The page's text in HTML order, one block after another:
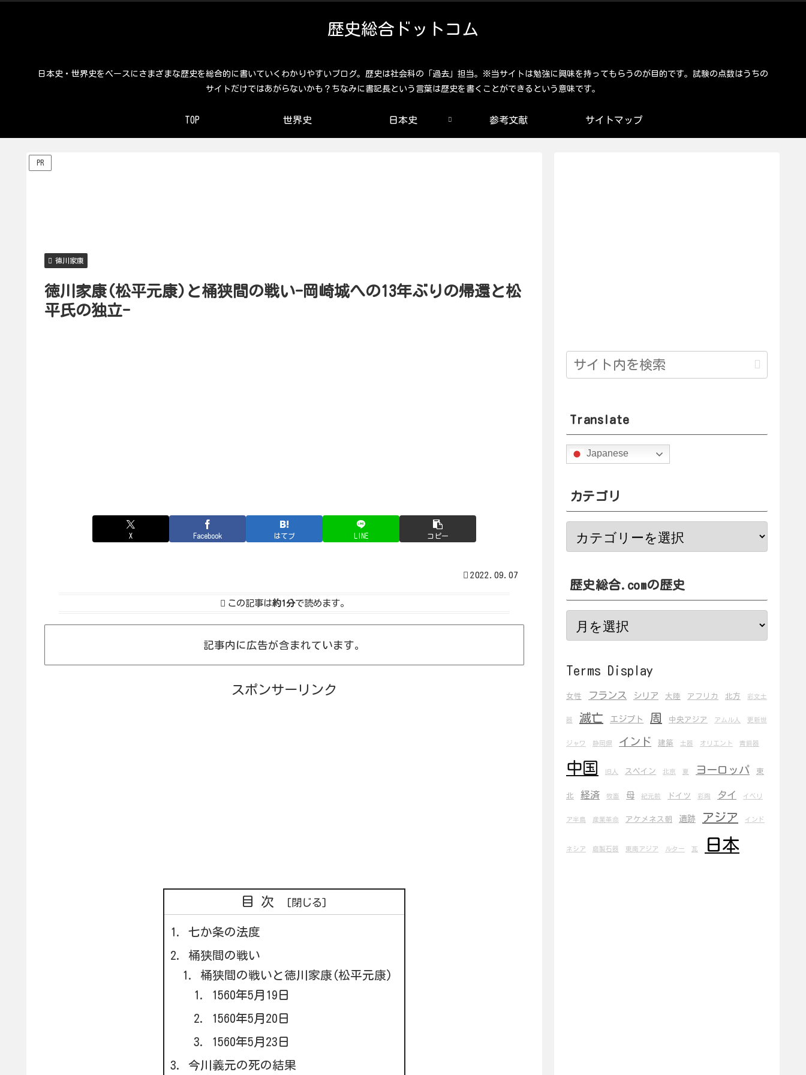
歴史総合ドットコム
日本史・世界史をベースにさまざまな歴史を総合的に書いていくわかりやすいブログ。歴史は社会科の「過去」担当。※当サイトは勉強に興味を持ってもらうのが目的です。試験の点数はうちの
サイトだけではあがらないかも？ちなみに書記長という言葉は歴史を書くことができるという意味です。
TOP 世界史 日本史 参考文献 サイトマップ
PR
徳川家康
徳川家康(松平元康)と桶狭間の戦い-岡崎城への13年ぶりの帰還と松
平氏の独立-
X Facebook はてブ LINE コピー
2022.09.07
この記事は約1分で読めます。
記事内に広告が含まれています。
スポンサーリンク
目次
七か条の法度
桶狭間の戦い
桶狭間の戦いと徳川家康(松平元康)
1560年5月19日
1560年5月20日
1560年5月23日
今川義元の死の結果
Translate
Japanese
カテゴリ
歴史総合.comの歴史
Terms Display
女性 フランス シリア 大陸 アフリカ 北方 彩文土
器 滅亡 エジプト 周 中央アジア アムル人 更新世
ジャワ 静岡県 インド 建築 土器 オリエント 青銅器
中国 旧人 スペイン 北京 夏 ヨーロッパ 東
北 経済 牧畜 母 紀元前 ドイツ 彩陶 タイ イベリ
ア半島 産業革命 アケメネス朝 遺跡 アジア インド
ネシア 磨製石器 東南アジア ルター 瓦 日本